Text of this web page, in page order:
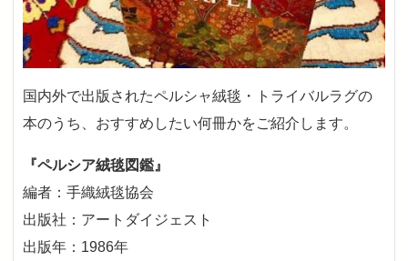
国内外で出版されたペルシャ絨毯・トライバルラグの
本のうち、おすすめしたい何冊かをご紹介します。
『ペルシア絨毯図鑑』
編者：手織絨毯協会
出版社：アートダイジェスト
出版年：1986年